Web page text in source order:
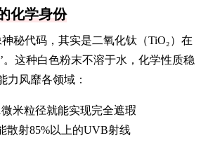
化学身份
秘代码，其实是二氧化钛（TiO₂）在
。这种白色粉末不溶于水，化学性质稳
力风靡各领域：
微米粒径就能实现完全遮瑕
散射85%以上的UVB射线